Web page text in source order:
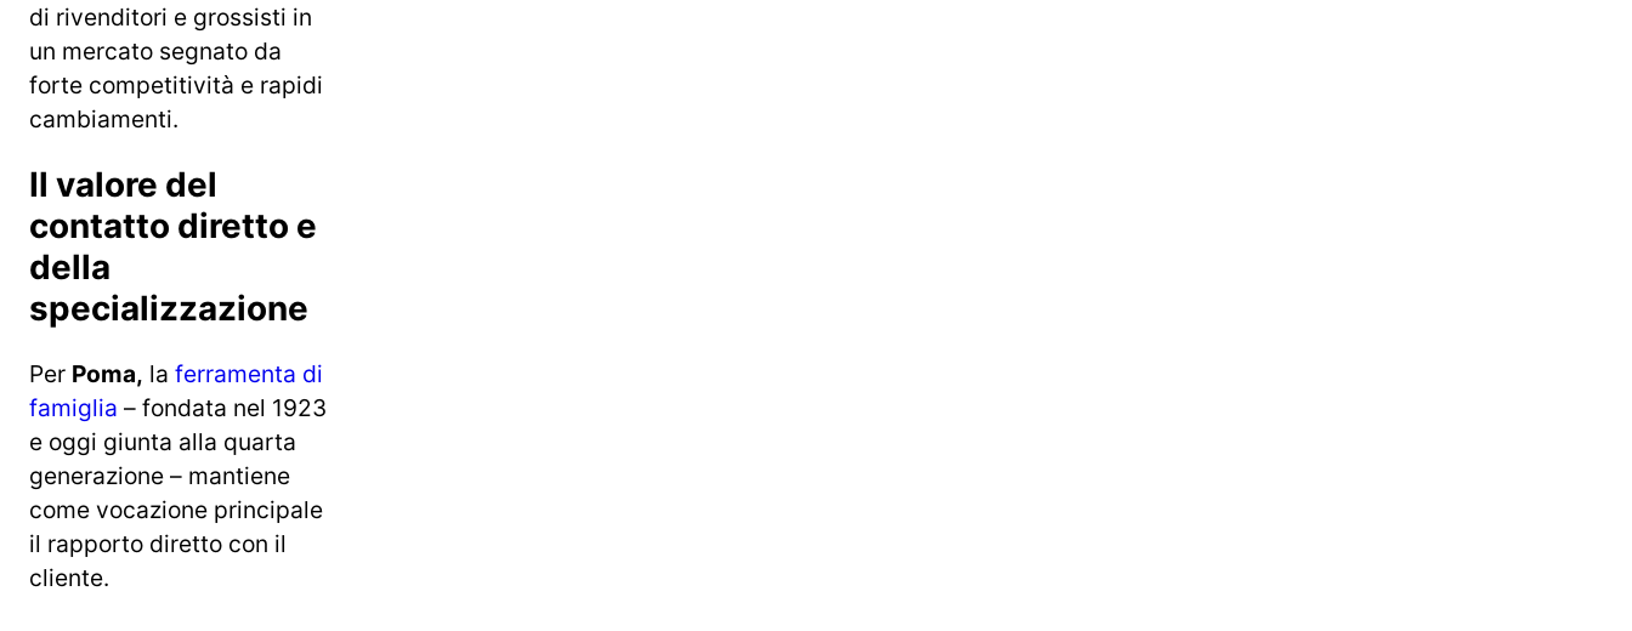
di rivenditori e grossisti in
un mercato segnato da
forte competitività e rapidi
cambiamenti.
Il valore del
contatto diretto e
della
specializzazione
Per Poma, la ferramenta di
famiglia – fondata nel 1923
e oggi giunta alla quarta
generazione – mantiene
come vocazione principale
il rapporto diretto con il
cliente.